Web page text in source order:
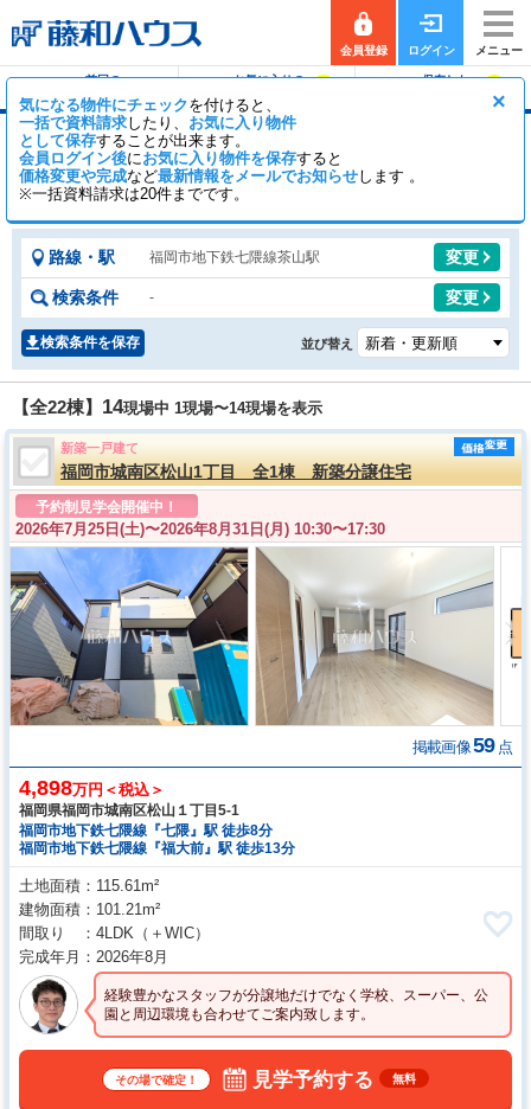
会員登録 ログイン メニュー
前回の
お気に入りの
保存した
×
気になる物件にチェックを付けると、
一括で資料請求したり、 お気に入り物件
として保存することが出来ます。
会員ログイン後にお気に入り物件を保存すると
価格変更や完成など最新情報をメールでお知らせします 。
※一括資料請求は20件までです。
茶山駅の新築一戸建て（分譲住宅・一軒家・建
売）
【全22棟】 一般公開18棟 会員公開
路線・駅 福岡市地下鉄七隈線茶山駅 変更
検索条件 - 変更
検索条件を保存 並び替え
【全22棟】 14現場中 1現場〜14現場を表示
新築一戸建て
福岡市城南区松山1丁目 全1棟 新築分譲住宅
予約制見学会開催中！
2026年7月25日(土)〜2026年8月31日(月) 10:30〜17:30
掲載画像59 点
4,898万円＜税込＞
福岡県福岡市城南区松山１丁目5-1
福岡市地下鉄七隈線『七隈』駅 徒歩8分
福岡市地下鉄七隈線『福大前』駅 徒歩13分
土地面積
115.61m²
建物面積
101.21m²
間取り
4LDK （＋WIC）
完成年月
2026年8月
経験豊かなスタッフが分譲地だけでなく学校、スーパー、公
園と周辺環境も合わせてご案内致します。
その場で確定！ 見学予約する 無料